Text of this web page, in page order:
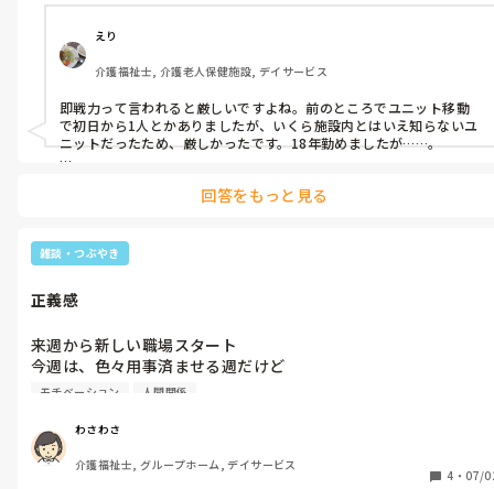
初日からのハードな身体介護
首、肩、腰の痛みがすでに
出ています。
スタッフさんは良い人だけど
１日だけでも色々勉強になりました。
えり
介護福祉士, 介護老人保健施設, デイサービス
即戦力って言われると厳しいですよね。前のところでユニット移動
で初日から1人とかありましたが、いくら施設内とはいえ知らないユ
ニットだったため、厳しかったです。18年勤めましたが……。
回答をもっと見る
雑談・つぶやき
正義感
来週から新しい職場スタート
今週は、色々用事済ませる週だけど
今日は、まったりな１日
も
機械浴が無い施設で、お風呂につかりたい希望の、立位が出来る
利用者さんがを何とか浴槽に入れてあげたい。だけど他のスタッ
モチベーション 人間関係
わさわさ
介護福祉士, グループホーム, デイサービス
4 ・ 07/